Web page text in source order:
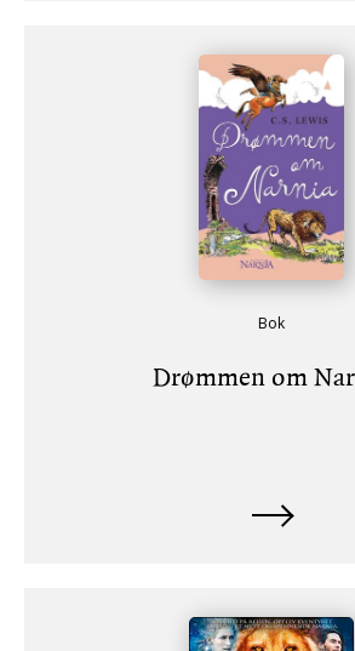
Bok
Drømmen om